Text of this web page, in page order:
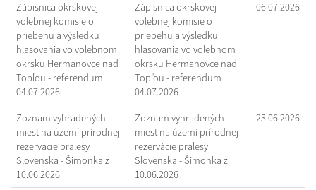
Zápisnica okrskovej
volebnej komisie o
priebehu a výsledku
hlasovania vo volebnom
okrsku Hermanovce nad
Topľou - referendum
04.07.2026
Zápisnica okrskovej
volebnej komisie o
priebehu a výsledku
hlasovania vo volebnom
okrsku Hermanovce nad
Topľou - referendum
04.07.2026
06.07.2026
Zoznam vyhradených
miest na území prírodnej
rezervácie pralesy
Slovenska - Šimonka z
10.06.2026
Zoznam vyhradených
miest na území prírodnej
rezervácie pralesy
Slovenska - Šimonka z
10.06.2026
23.06.2026